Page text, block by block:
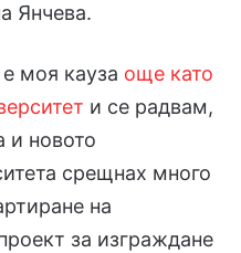
Янчева.
е моя кауза още като
и се радвам,
и новото
срещнах много
на
за изграждане